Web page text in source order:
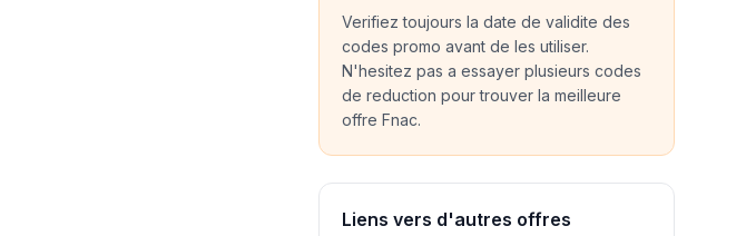
Verifiez toujours la date de validite des
codes promo avant de les utiliser.
N'hesitez pas a essayer plusieurs codes
de reduction pour trouver la meilleure
offre Fnac.
Liens vers d'autres offres